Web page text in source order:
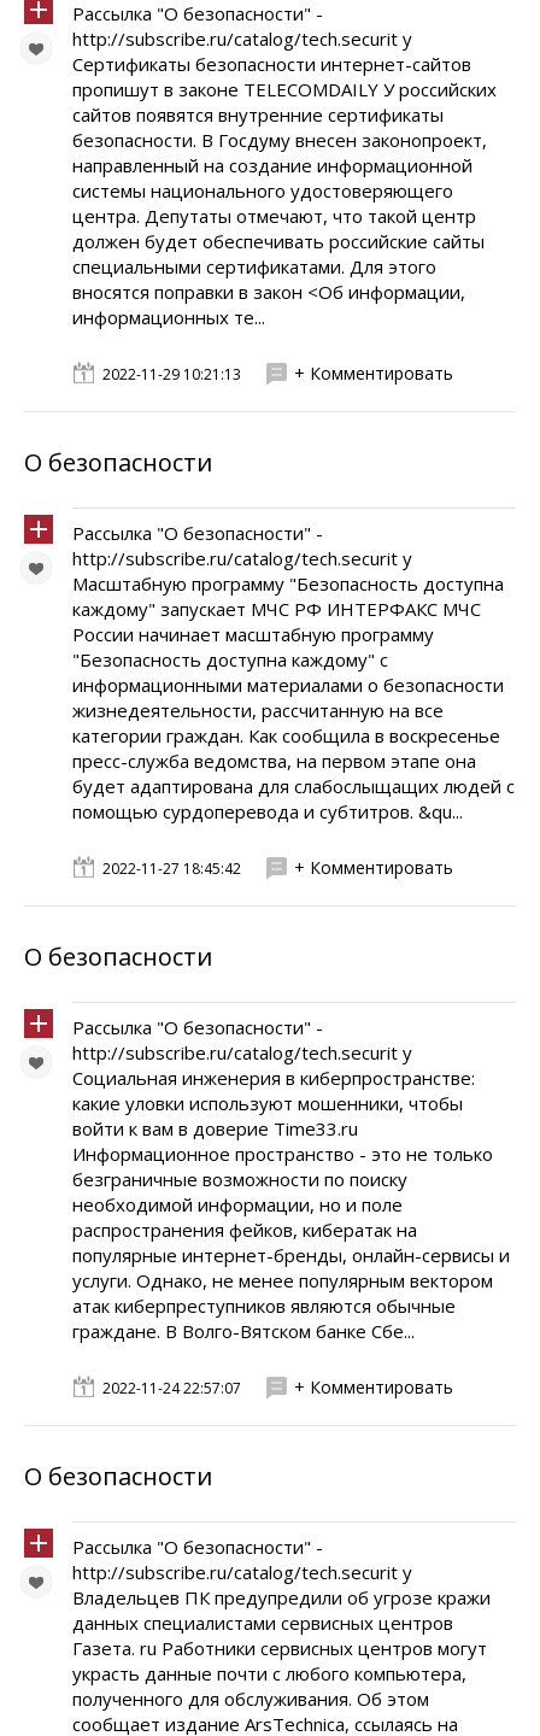
Рассылка "О безопасности" -
http://subscribe.ru/catalog/tech.securit y
Cертификаты безопасности интернет-сайтов
пропишут в законе TELECOMDAILY У российских
сайтов появятся внутренние сертификаты
безопасности. В Госдуму внесен законопроект,
направленный на создание информационной
системы национального удостоверяющего
центра. Депутаты отмечают, что такой центр
должен будет обеспечивать российские сайты
специальными сертификатами. Для этого
вносятся поправки в закон <Об информации,
информационных те...
2022-11-29 10:21:13 + Комментировать
О безопасности
Рассылка "О безопасности" -
http://subscribe.ru/catalog/tech.securit y
Масштабную программу "Безопасность доступна
каждому" запускает МЧС РФ ИНТЕРФАКС МЧС
России начинает масштабную программу
"Безопасность доступна каждому" с
информационными материалами о безопасности
жизнедеятельности, рассчитанную на все
категории граждан. Как сообщила в воскресенье
пресс-служба ведомства, на первом этапе она
будет адаптирована для слабослыщащих людей с
помощью сурдоперевода и субтитров. &qu...
2022-11-27 18:45:42 + Комментировать
О безопасности
Рассылка "О безопасности" -
http://subscribe.ru/catalog/tech.securit y
Социальная инженерия в киберпространстве:
какие уловки используют мошенники, чтобы
войти к вам в доверие Time33.ru
Информационное пространство - это не только
безграничные возможности по поиску
необходимой информации, но и поле
распространения фейков, кибератак на
популярные интернет-бренды, онлайн-сервисы и
услуги. Однако, не менее популярным вектором
атак киберпреступников являются обычные
граждане. В Волго-Вятском банке Сбе...
2022-11-24 22:57:07 + Комментировать
О безопасности
Рассылка "О безопасности" -
http://subscribe.ru/catalog/tech.securit y
Владельцев ПК предупредили об угрозе кражи
данных специалистами сервисных центров
Газета. ru Работники сервисных центров могут
украсть данные почти с любого компьютера,
полученного для обслуживания. Об этом
сообщает издание ArsTechnica, ссылаясь на